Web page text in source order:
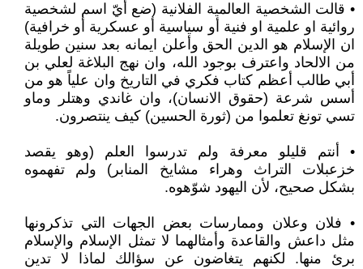
• قالت الشخصية العالمية الفلانية (ضع أيّ اسم لشخصية
روائية او علمية او فنية أو سياسية أو عسكرية أو خرافية)
ان الإسلام هو الدين الحق وأعلن ايمانه بعد سنين طويلة
من الالحاد واعترف بوجود الله، وان نهج البلاغة لعلي بن
أبي طالب أعظم كتاب فكري في التاريخ وان علياً هو من
أسس شرعة (حقوق الانسان)، وان غاندي وهتلر وماو
تسي تونغ تعلموا من (ثورة الحسين) كيف ينتصرون.
• أنتم قليلو معرفة ولم تدرسوا العلم (وهو يقصد
خزعبلات التراث وهراء مشايخ المنابر) ولم تفهموه
بشكل صحيح، لأن اليهود شوّهوه.
• فلان وعلان وممارسات بعض الجهات التي تذكرونها
مثل داعش والقاعدة وأمثالهما لا تمثل الإسلام والإسلام
برئ منها. لكنهم يتغاضون عن سؤالك لماذا لا تدين